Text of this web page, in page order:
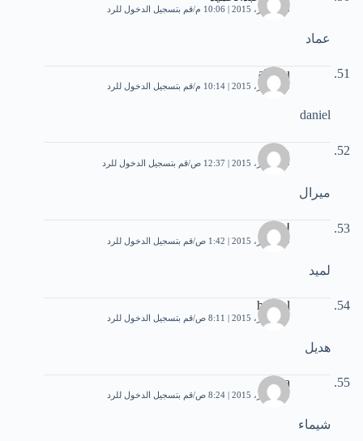
28 أكتوبر، 2015 | 10:06 م قم بتسجيل الدخول للرد
عماد
abdou
28 أكتوبر، 2015 | 10:14 م قم بتسجيل الدخول للرد
daniel
معتز
29 أكتوبر، 2015 | 12:37 ص قم بتسجيل الدخول للرد
ميرال
لميد
29 أكتوبر، 2015 | 1:42 ص قم بتسجيل الدخول للرد
لميد
hadeel
29 أكتوبر، 2015 | 8:11 ص قم بتسجيل الدخول للرد
هديل
Alaa
29 أكتوبر، 2015 | 8:24 ص قم بتسجيل الدخول للرد
شيماء